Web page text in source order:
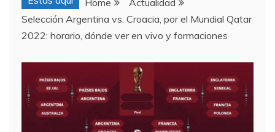
Home
Actualidad
Selección Argentina vs. Croacia, por el Mundial Qatar
2022: horario, dónde ver en vivo y formaciones